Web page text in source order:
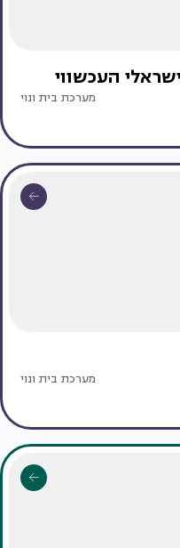
העכשווי
מערכת בית ונוי
מערכת בית ונוי